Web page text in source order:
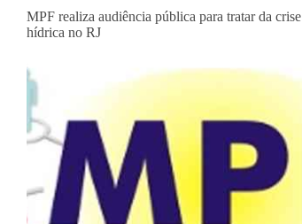
MPF realiza audiência pública para tratar da crise
hídrica no RJ